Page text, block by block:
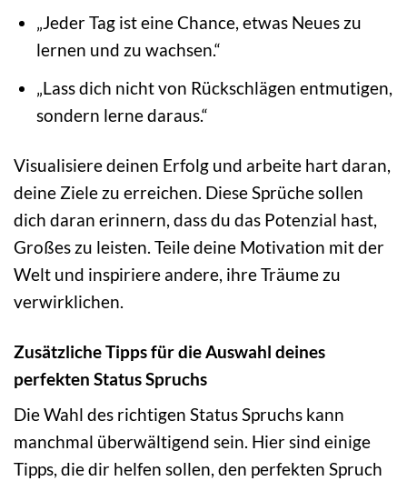
„Jeder Tag ist eine Chance, etwas Neues zu
lernen und zu wachsen.“
„Lass dich nicht von Rückschlägen entmutigen,
sondern lerne daraus.“
Visualisiere deinen Erfolg und arbeite hart daran,
deine Ziele zu erreichen. Diese Sprüche sollen
dich daran erinnern, dass du das Potenzial hast,
Großes zu leisten. Teile deine Motivation mit der
Welt und inspiriere andere, ihre Träume zu
verwirklichen.
Zusätzliche Tipps für die Auswahl deines
perfekten Status Spruchs
Die Wahl des richtigen Status Spruchs kann
manchmal überwältigend sein. Hier sind einige
Tipps, die dir helfen sollen, den perfekten Spruch